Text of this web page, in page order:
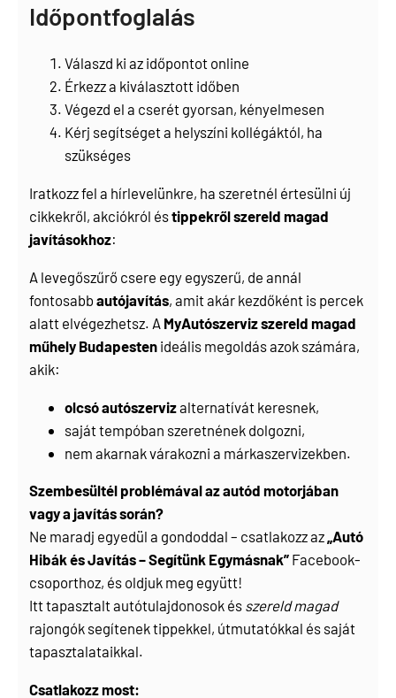
Időpontfoglalás
Válaszd ki az időpontot online
Érkezz a kiválasztott időben
Végezd el a cserét gyorsan, kényelmesen
Kérj segítséget a helyszíni kollégáktól, ha
szükséges
Iratkozz fel a hírlevelünkre, ha szeretnél értesülni új
cikkekről, akciókról éstippekről szereld magad
javításokhoz:
A levegőszűrő csere egy egyszerű, de annál
fontosabbautójavítás, amit akár kezdőként is percek
alatt elvégezhetsz. A MyAutószerviz szereld magad
műhely Budapesten ideális megoldás azok számára,
akik:
olcsó autószervizalternatívát keresnek,
saját tempóban szeretnének dolgozni,
nem akarnak várakozni a márkaszervizekben.
Szembesültél problémával az autód motorjában
vagy a javítás során?
Ne maradj egyedül a gondoddal – csatlakozz az„Autó
Hibák és Javítás – Segítünk Egymásnak” Facebook-
csoporthoz, és oldjuk meg együtt!
Itt tapasztalt autótulajdonosok és szereld magad
rajongók segítenek tippekkel, útmutatókkal és saját
tapasztalataikkal.
Csatlakozz most: